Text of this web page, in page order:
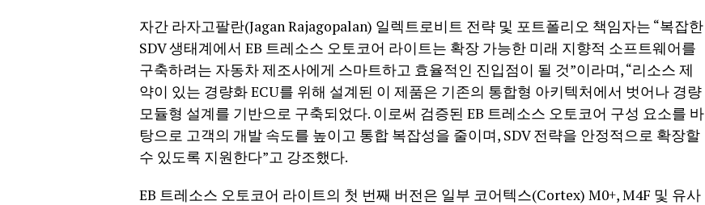
자간 라자고팔란(Jagan Rajagopalan) 일렉트로비트 전략 및 포트폴리오 책임자는 “복잡한
SDV 생태계에서 EB 트레소스 오토코어 라이트는 확장 가능한 미래 지향적 소프트웨어를
구축하려는 자동차 제조사에게 스마트하고 효율적인 진입점이 될 것”이라며, “리소스 제
약이 있는 경량화 ECU를 위해 설계된 이 제품은 기존의 통합형 아키텍처에서 벗어나 경량
모듈형 설계를 기반으로 구축되었다. 이로써 검증된 EB 트레소스 오토코어 구성 요소를 바
탕으로 고객의 개발 속도를 높이고 통합 복잡성을 줄이며, SDV 전략을 안정적으로 확장할
수 있도록 지원한다”고 강조했다.
EB 트레소스 오토코어 라이트의 첫 번째 버전은 일부 코어텍스(Cortex) M0+, M4F 및 유사